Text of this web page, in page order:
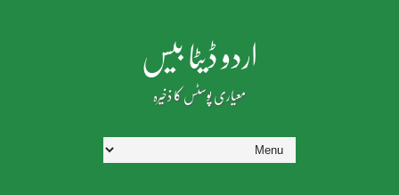
اردو ڈیٹا بیس
معیاری پوسٹس کا ذخیرہ